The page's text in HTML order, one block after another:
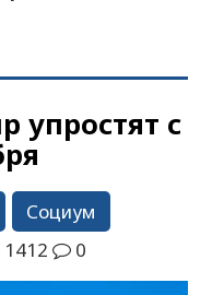
упростят с
Социум
1412 0